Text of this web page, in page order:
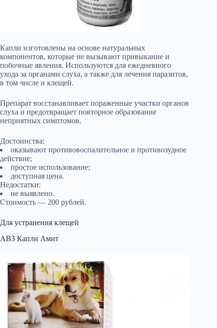
Капли изготовлены на основе натуральных
компонентов, которые не вызывают привыкание и
побочные явления. Используются для ежедневного
ухода за органами слуха, а также для лечения паразитов,
в том числе и клещей.
Препарат восстанавливает пораженные участки органов
слуха и предотвращает повторное образование
неприятных симптомов.
Достоинства:
оказывают противовоспалительное и противозудное
действие;
простое использование;
доступная цена.
Недостатки:
не выявлено.
Стоимость — 200 рублей.
Для устранения клещей
АВЗ Капли Амит